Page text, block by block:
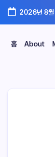
2026년 8월
홈 About